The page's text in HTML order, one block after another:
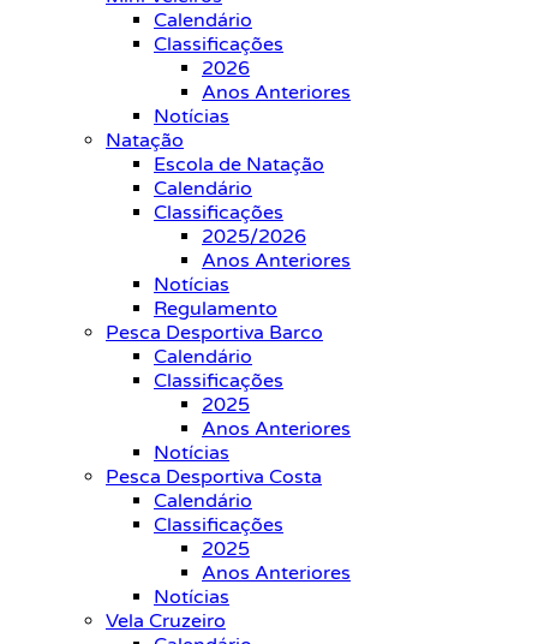
Calendário
Classificações
2026
Anos Anteriores
Notícias
Natação
Escola de Natação
Calendário
Classificações
2025/2026
Anos Anteriores
Notícias
Regulamento
Pesca Desportiva Barco
Calendário
Classificações
2025
Anos Anteriores
Notícias
Pesca Desportiva Costa
Calendário
Classificações
2025
Anos Anteriores
Notícias
Vela Cruzeiro